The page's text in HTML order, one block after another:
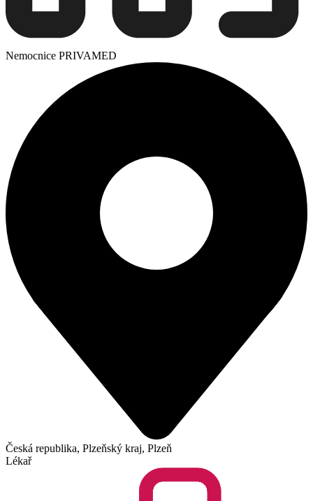
Nemocnice PRIVAMED
Česká republika, Plzeňský kraj, Plzeň
Lékař